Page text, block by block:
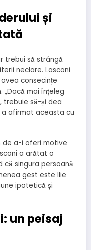
și
trebui să strângă
neclare. Lasconi
consecințe
„Dacă mai înțeleg
trebuie să-și dea
a afirmat aceasta cu
de a-i oferi motive
a arătat o
că singura persoană
gest este Ilie
ipotetică și
un peisaj